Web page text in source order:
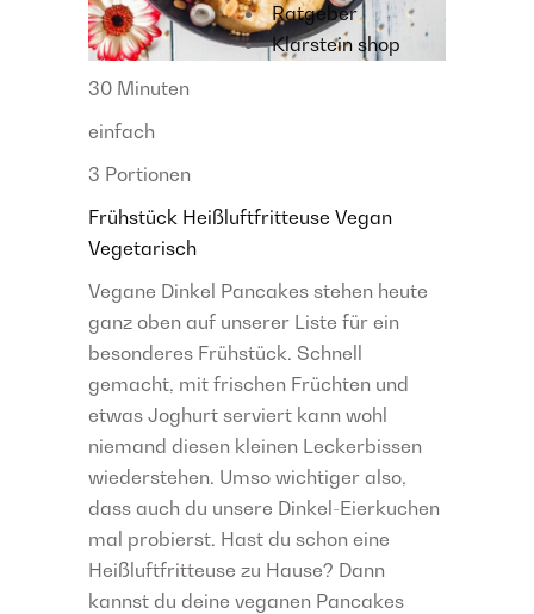
Ratgeber
Klarstein shop
30 Minuten
einfach
3 Portionen
Frühstück Heißluftfritteuse Vegan
Vegetarisch
Vegane Dinkel Pancakes stehen heute
ganz oben auf unserer Liste für ein
besonderes Frühstück. Schnell
gemacht, mit frischen Früchten und
etwas Joghurt serviert kann wohl
niemand diesen kleinen Leckerbissen
wiederstehen. Umso wichtiger also,
dass auch du unsere Dinkel-Eierkuchen
mal probierst. Hast du schon eine
Heißluftfritteuse zu Hause? Dann
kannst du deine veganen Pancakes